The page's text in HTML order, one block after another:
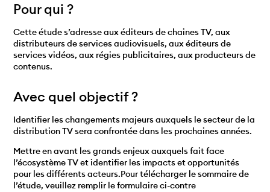
Pour qui ?
Cette étude s’adresse aux éditeurs de chaines TV, aux
distributeurs de services audiovisuels, aux éditeurs de
services vidéos, aux régies publicitaires, aux producteurs de
contenus.
Avec quel objectif ?
Identifier les changements majeurs auxquels le secteur de la
distribution TV sera confrontée dans les prochaines années.
Mettre en avant les grands enjeux auxquels fait face
l’écosystème TV et identifier les impacts et opportunités
pour les différents acteurs.Pour télécharger le sommaire de
l’étude, veuillez remplir le formulaire ci-contre